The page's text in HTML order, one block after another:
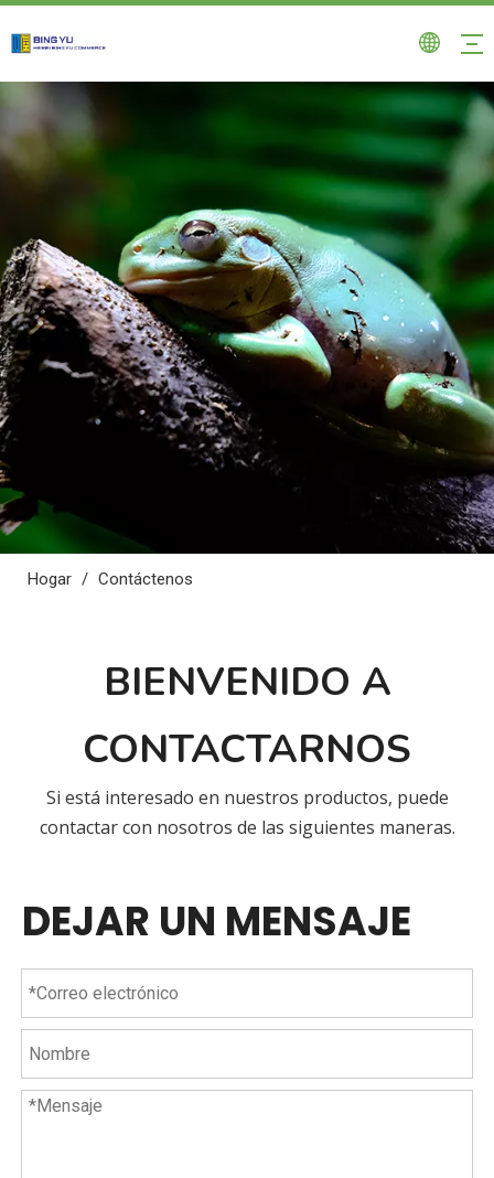
Hogar / Contáctenos
BIENVENIDO A
CONTACTARNOS
Si está interesado en nuestros productos, puede
contactar con nosotros de las siguientes maneras.
DEJAR UN MENSAJE